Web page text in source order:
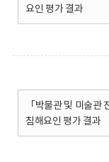
요인 평가 결과
「박물관 및 미술
침해요인 평가 결과